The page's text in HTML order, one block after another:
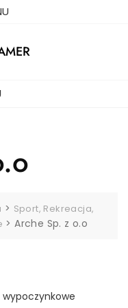
> Sport, Rekreacja,
>Arche Sp. z o.o